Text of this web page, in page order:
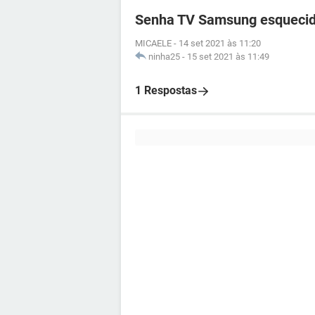
Senha TV Samsung
MICAELE - 14 set 2021 às 11:20
ninha25 - 15 set 2021 às 11:49
1 Respostas